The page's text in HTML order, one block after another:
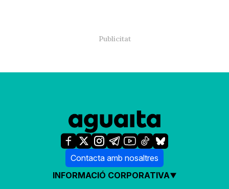
Contacta amb nosaltres
INFORMACIÓ CORPORATIVA